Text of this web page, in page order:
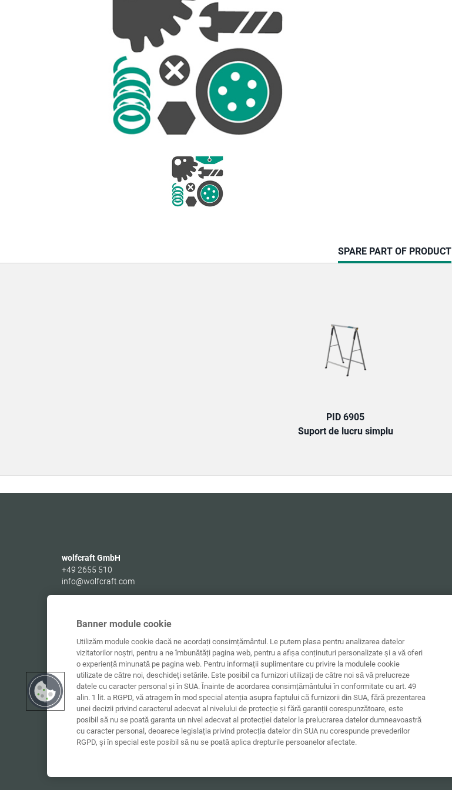
CURRENT
TAB:
SPARE PART OF PRODUCT
PID 6905
Suport de lucru simplu
wolfcraft GmbH
+49 2655 510
info@wolfcraft.com
Germany
Banner module cookie
Utilizăm module cookie dacă ne acordați consimțământul. Le putem plasa pentru analizarea datelor
vizitatorilor noștri, pentru a ne îmbunătăți pagina web, pentru a afișa conținuturi personalizate și a vă oferi
o experiență minunată pe pagina web. Pentru informații suplimentare cu privire la modulele cookie
utilizate de către noi, deschideți setările. Este posibil ca furnizori utilizați de către noi să vă prelucreze
datele cu caracter personal și în SUA. Înainte de acordarea consimțământului în conformitate cu art. 49
alin. 1 lit. a RGPD, vă atragem în mod special atenția asupra faptului că furnizorii din SUA, fără prezentarea
unei decizii privind caracterul adecvat al nivelului de protecție și fără garanții corespunzătoare, este
posibil să nu se poată garanta un nivel adecvat al protecției datelor la prelucrarea datelor dumneavoastră
cu caracter personal, deoarece legislația privind protecția datelor din SUA nu corespunde prevederilor
RGPD, şi în special este posibil să nu se poată aplica drepturile persoanelor afectate.